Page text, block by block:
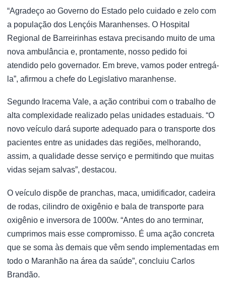
“Agradeço ao Governo do Estado pelo cuidado e zelo com
a população dos Lençóis Maranhenses. O Hospital
Regional de Barreirinhas estava precisando muito de uma
nova ambulância e, prontamente, nosso pedido foi
atendido pelo governador. Em breve, vamos poder entregá-
la”, afirmou a chefe do Legislativo maranhense.
Segundo Iracema Vale, a ação contribui com o trabalho de
alta complexidade realizado pelas unidades estaduais. “O
novo veículo dará suporte adequado para o transporte dos
pacientes entre as unidades das regiões, melhorando,
assim, a qualidade desse serviço e permitindo que muitas
vidas sejam salvas”, destacou.
O veículo dispõe de pranchas, maca, umidificador, cadeira
de rodas, cilindro de oxigênio e bala de transporte para
oxigênio e inversora de 1000w. “Antes do ano terminar,
cumprimos mais esse compromisso. É uma ação concreta
que se soma às demais que vêm sendo implementadas em
todo o Maranhão na área da saúde”, concluiu Carlos
Brandão.